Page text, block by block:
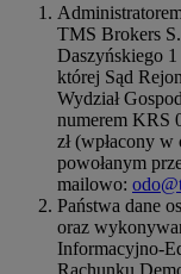
TMS Brokers
Daszyńskiego
której Sąd
Wydział
numerem KRS
zł (wpłacony
powołanym
mailowo:
Państwa dane
oraz
Informacyjno-
Rachunku